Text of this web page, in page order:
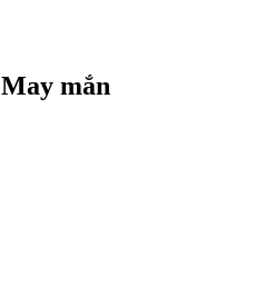
May mắn